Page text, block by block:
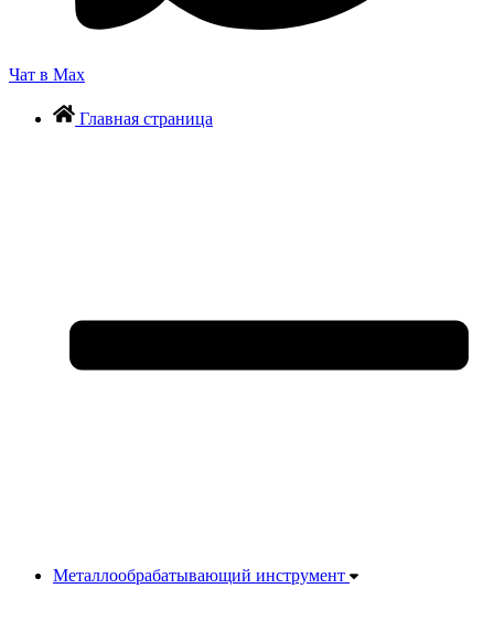
Чат в Max
Главная страница
Металлообрабатывающий инструмент